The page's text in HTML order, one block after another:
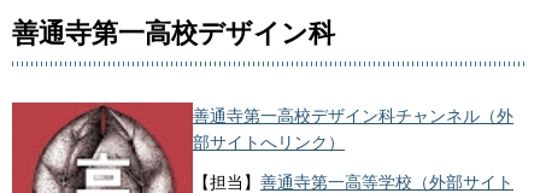
善通寺第一高校デザイン科
善通寺第一高校デザイン科チャンネル（外
部サイトへリンク）
【担当】 善通寺第一高等学校（外部サイト